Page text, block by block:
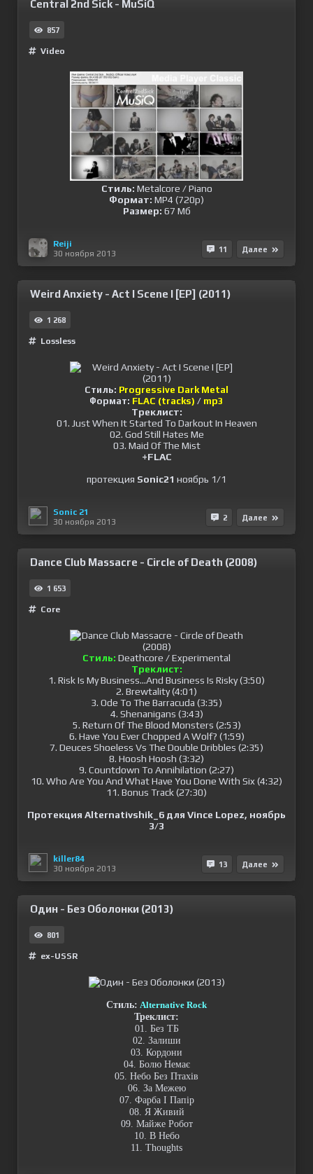
Central 2nd Sick - MuSiQ
857
Video
Стиль: Metalcore / Piano
Формат: MP4 (720p)
Размер: 67 Мб
Reiji
30 ноября 2013
11 Далее
Weird Anxiety - Act I Scene I [EP] (2011)
1 268
Lossless
Стиль: Progressive Dark Metal
Формат: FLAC (tracks) / mp3
Треклист:
01. Just When It Started To Darkout In Heaven
02. God Still Hates Me
03. Maid Of The Mist
+FLAC
протекция Sonic21 ноябрь 1/1
Sonic 21
30 ноября 2013
2 Далее
Dance Club Massacre - Circle of Death (2008)
1 653
Сore
Стиль: Deathcore / Experimental
Треклист:
1. Risk Is My Business...And Business Is Risky (3:50)
2. Brewtality (4:01)
3. Ode To The Barracuda (3:35)
4. Shenanigans (3:43)
5. Return Of The Blood Monsters (2:53)
6. Have You Ever Chopped A Wolf? (1:59)
7. Deuces Shoeless Vs The Double Dribbles (2:35)
8. Hoosh Hoosh (3:32)
9. Countdown To Annihilation (2:27)
10. Who Are You And What Have You Done With Six (4:32)
11. Bonus Track (27:30)
Протекция Alternativshik_6 для Vince Lopez, ноябрь
3/3
killer84
30 ноября 2013
13 Далее
Один - Без Оболонки (2013)
801
ex-USSR
Стиль: Alternative Rock
Треклист:
01. Без ТБ
02. Залиши
03. Кордони
04. Болю Немає
05. Небо Без Птахів
06. За Межею
07. Фарба I Папір
08. Я Живий
09. Майже Робот
10. В Небо
11. Thoughts